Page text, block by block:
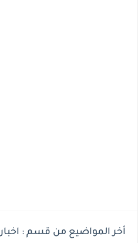
أخر المواضيع من قسم : اخبار